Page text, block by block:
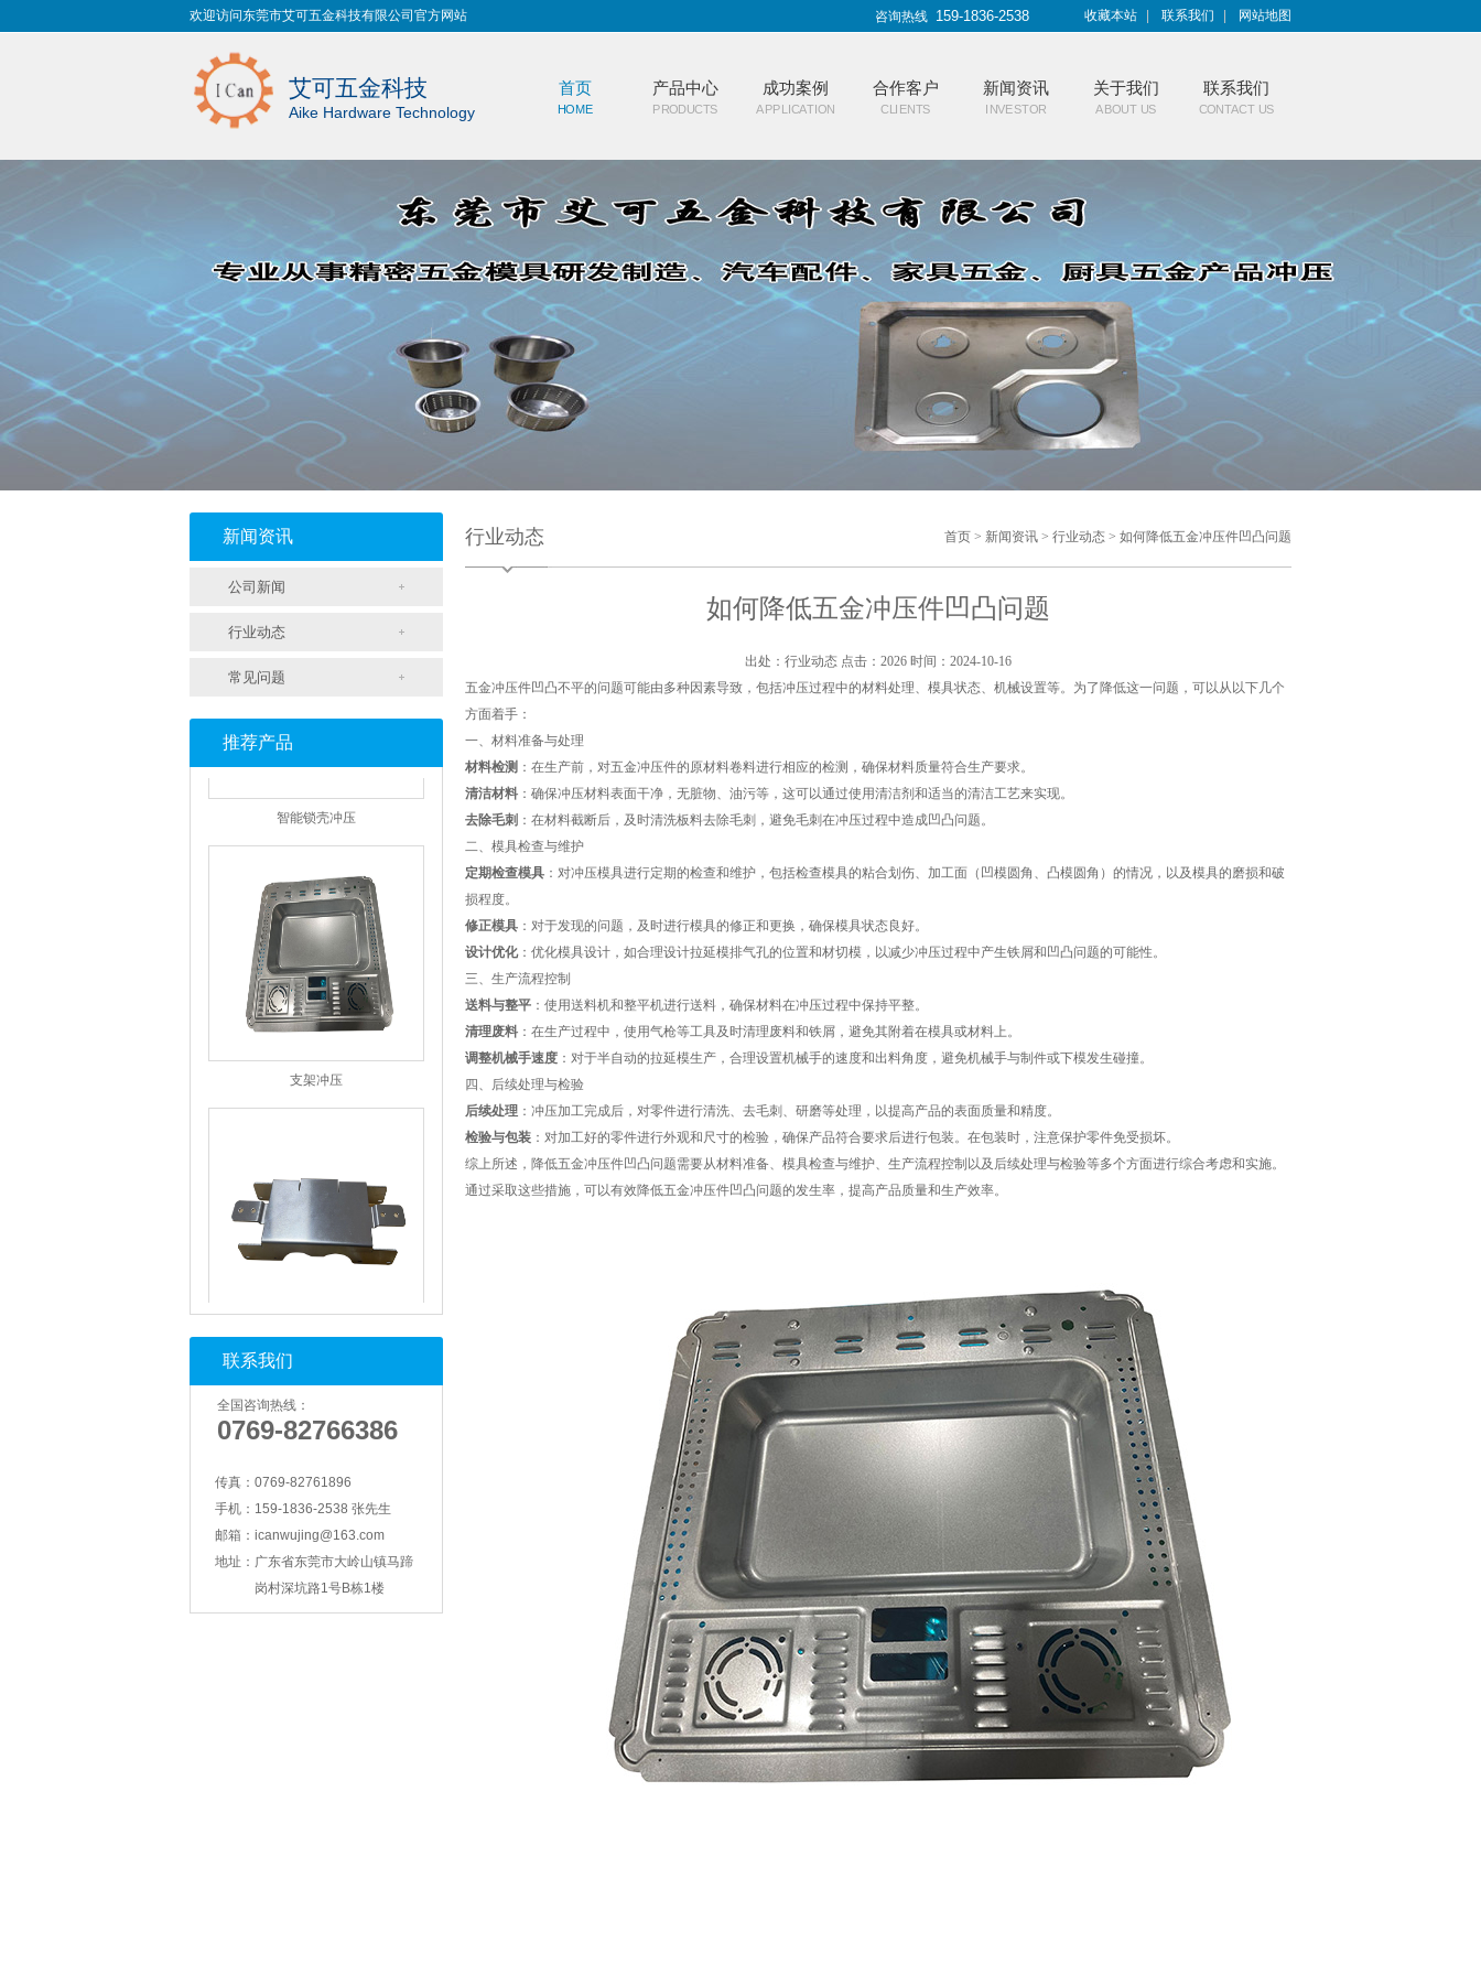
欢迎访问东莞市艾可五金科技有限公司官方网站 咨询热线 159-1836-2538 收藏本站 联系我们 网站地图
艾可五金科技
Aike Hardware Technology
首页
HOME
产品中心
PRODUCTS
成功案例
APPLICATION
合作客户
CLIENTS
新闻资讯
INVESTOR
关于我们
ABOUT US
联系我们
CONTACT US
新闻资讯
公司新闻
行业动态
常见问题
推荐产品
支架冲压
智能锁壳冲压
联系我们
全国咨询热线：
0769-82766386
传真： 0769-82761896
手机： 159-1836-2538 张先生
邮箱： icanwujing@163.com
地址： 广东省东莞市大岭山镇马蹄
岗村深坑路1号B栋1楼
行业动态 首页 > 新闻资讯 > 行业动态 > 如何降低五金冲压件凹凸问题
如何降低五金冲压件凹凸问题
出处：行业动态 点击：2026 时间：2024-10-16
五金冲压件凹凸不平的问题可能由多种因素导致，包括冲压过程中的材料处理、模具状态、机械设置等。为了降低这一问题，可以从以下几个
方面着手：
一、材料准备与处理
材料检测 ：在生产前，对五金冲压件的原材料卷料进行相应的检测，确保材料质量符合生产要求。
清洁材料 ：确保冲压材料表面干净，无脏物、油污等，这可以通过使用清洁剂和适当的清洁工艺来实现。
去除毛刺 ：在材料截断后，及时清洗板料去除毛刺，避免毛刺在冲压过程中造成凹凸问题。
二、模具检查与维护
定期检查模具 ：对冲压模具进行定期的检查和维护，包括检查模具的粘合划伤、加工面（凹模圆角、凸模圆角）的情况，以及模具的磨损和破
损程度。
修正模具 ：对于发现的问题，及时进行模具的修正和更换，确保模具状态良好。
设计优化：优化模具设计，如合理设计拉延模排气孔的位置和材切模，以减少冲压过程中产生铁屑和凹凸问题的可能性。
三、生产流程控制
送料与整平 ：使用送料机和整平机进行送料，确保材料在冲压过程中保持平整。
清理废料 ：在生产过程中，使用气枪等工具及时清理废料和铁屑，避免其附着在模具或材料上。
调整机械手速度 ：对于半自动的拉延模生产，合理设置机械手的速度和出料角度，避免机械手与制件或下模发生碰撞。
四、后续处理与检验
后续处理 ：冲压加工完成后，对零件进行清洗、去毛刺、研磨等处理，以提高产品的表面质量和精度。
检验与包装 ：对加工好的零件进行外观和尺寸的检验，确保产品符合要求后进行包装。在包装时，注意保护零件免受损坏。
综上所述，降低五金冲压件凹凸问题需要从材料准备、模具检查与维护、生产流程控制以及后续处理与检验等多个方面进行综合考虑和实施。
通过采取这些措施，可以有效降低五金冲压件凹凸问题的发生率，提高产品质量和生产效率。